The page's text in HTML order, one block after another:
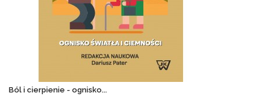
Ból i cierpienie - ognisko...